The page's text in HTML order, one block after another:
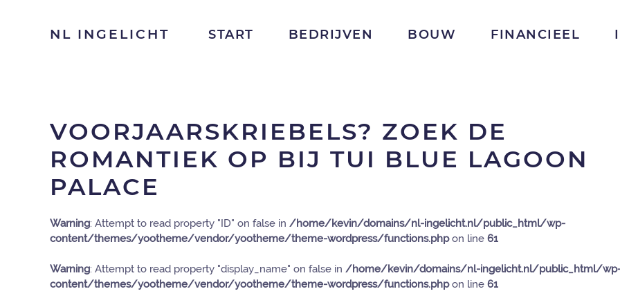
NL INGELICHT START BEDRIJVEN BOUW FINANCIEEL
VOORJAARSKRIEBELS? ZOEK DE
ROMANTIEK OP BIJ TUI BLUE LAGOON
PALACE
Warning: Attempt to read property "ID" on false in /home/kevin/domains/nl-ingelicht.nl/public_html/wp-
content/themes/yootheme/vendor/yootheme/theme-wordpress/functions.phpon line 61
Warning: Attempt to read property "display_name" on false in /home/kevin/domains/nl-ingelicht.nl/public_html/
content/themes/yootheme/vendor/yootheme/theme-wordpress/functions.phpon line 61